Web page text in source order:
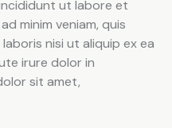
ut labore et
minim veniam, quis
nisi ut aliquip ex ea
irure dolor in
sit amet,